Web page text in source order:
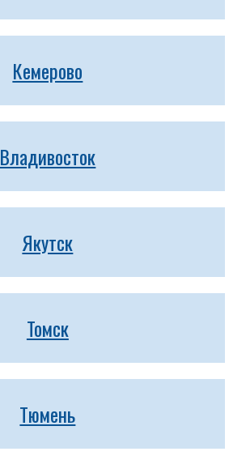
Кемерово
Владивосток
Якутск
Томск
Тюмень